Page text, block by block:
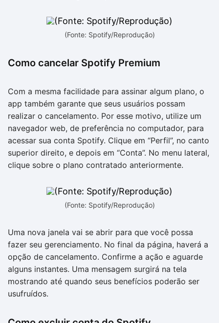
(Fonte: Spotify/Reprodução)
Como cancelar Spotify Premium
Com a mesma facilidade para assinar algum plano, o
app também garante que seus usuários possam
realizar o cancelamento. Por esse motivo, utilize um
navegador web, de preferência no computador, para
acessar sua conta Spotify. Clique em “Perfil”, no canto
superior direito, e depois em “Conta”. No menu lateral,
clique sobre o plano contratado anteriormente.
(Fonte: Spotify/Reprodução)
Uma nova janela vai se abrir para que você possa
fazer seu gerenciamento. No final da página, haverá a
opção de cancelamento. Confirme a ação e aguarde
alguns instantes. Uma mensagem surgirá na tela
mostrando até quando seus benefícios poderão ser
usufruídos.